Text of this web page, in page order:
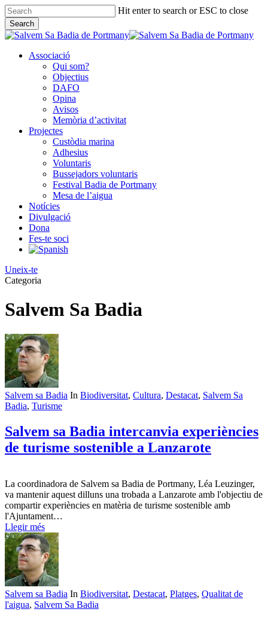
Skip
to
main
content
Hit enter to search or ESC to close
Search
Close
Associació
Qui som?
Objectius
DAFO
Opina
Avisos
Memòria d’activitat
Projectes
Custòdia marina
Adhesius
Voluntaris
Bussejadors voluntaris
Festival Badia de Portmany
Mesa de l’aigua
Notícies
Divulgació
Dona
Fes-te soci
Uneix-te
Categoria
Salvem Sa Badia
Salvem sa Badia In Biodiversitat, Cultura, Destacat, Salvem Sa
Badia, Turisme
Salvem sa Badia intercanvia experiències
de turisme sostenible a Lanzarote
La coordinadora de Salvem sa Badia de Portmany, Léa Leuzinger,
va mantenir aquest dilluns una trobada a Lanzarote amb l'objectiu de
compartir experiències en matèria de turisme sostenible amb
l'Ajuntament…
Llegir més
Salvem sa Badia In Biodiversitat, Destacat, Platges, Qualitat de
l'aigua, Salvem Sa Badia